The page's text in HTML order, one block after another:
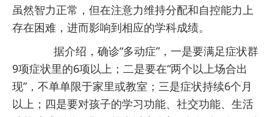
虽然智力正常，但在注意力维持分配和自控能力上
存在困难，进而影响到相应的学科成绩。
据介绍，确诊“多动症”，一是要满足症状群
9项症状里的6项以上；二是要在“两个以上场合出
现”，不单单限于家里或教室；三是症状持续6个月
以上；四是要对孩子的学习功能、社交功能、生活